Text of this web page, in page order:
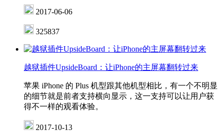
2017-06-06
325837
越狱插件UpsideBoard：让iPhone的主屏幕翻转过来
苹果 iPhone 的 Plus 机型跟其他机型相比，有一个不明显
的细节就是前者支持横向显示，这一支持可以让用户获
得不一样的观看体验。
2017-10-13